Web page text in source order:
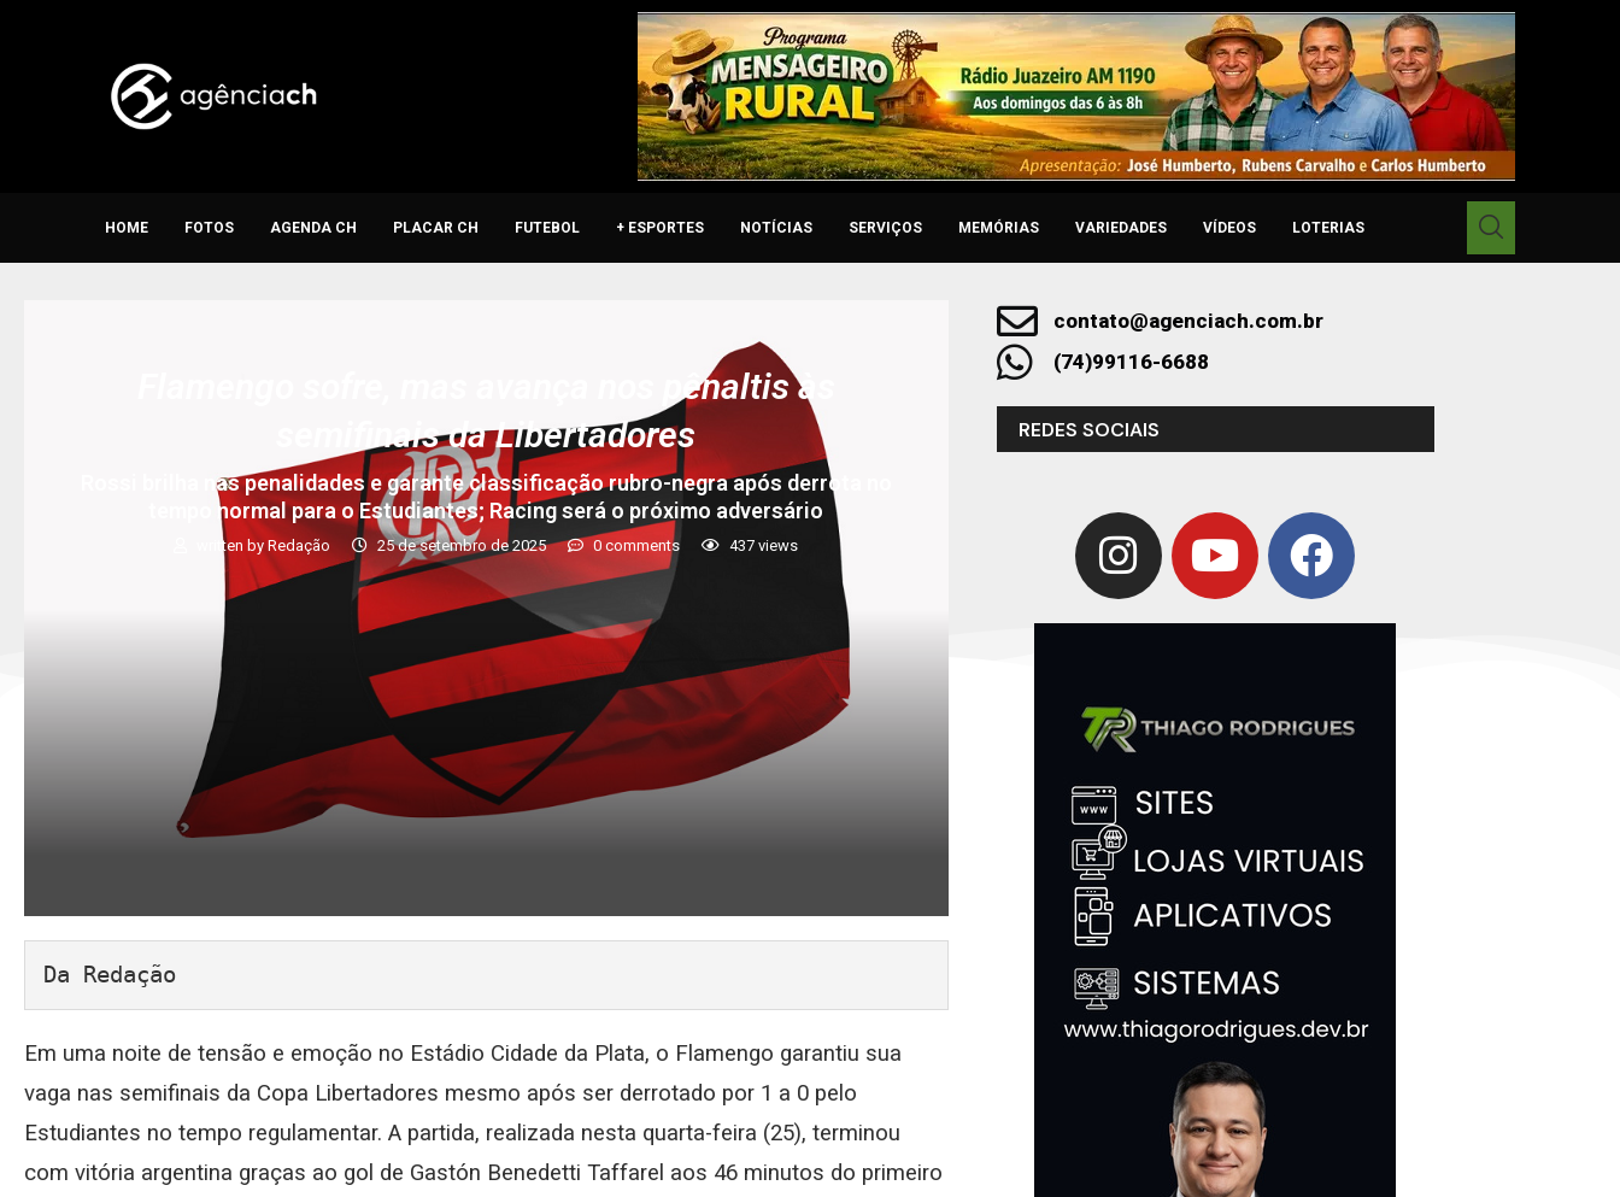
HOME FOTOS AGENDA CH PLACAR CH FUTEBOL + ESPORTES NOTÍCIAS SERVIÇOS MEMÓRIAS VARIEDADES VÍDEOS LOTERIAS
Flamengo sofre, mas avança nos pênaltis às
semifinais da Libertadores
Rossi brilha nas penalidades e garante classificação rubro-negra após derrota no
tempo normal para o Estudiantes; Racing será o próximo adversário
written byRedação 25 de setembro de 2025 0 comments 437 views
Da Redação
Em uma noite de tensão e emoção no Estádio Cidade da Plata, o Flamengo garantiu sua
vaga nas semifinais da Copa Libertadores mesmo após ser derrotado por 1 a 0 pelo
Estudiantes no tempo regulamentar. A partida, realizada nesta quarta-feira (25), terminou
com vitória argentina graças ao gol de Gastón Benedetti Taffarel aos 46 minutos do primeiro
contato@agenciach.com.br
(74)99116-6688
REDES SOCIAIS